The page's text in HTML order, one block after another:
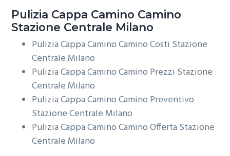
Pulizia Cappa Camino Camino
Stazione Centrale Milano
Pulizia Cappa Camino Camino Costi Stazione
Centrale Milano
Pulizia Cappa Camino Camino Prezzi Stazione
Centrale Milano
Pulizia Cappa Camino Camino Preventivo
Stazione Centrale Milano
Pulizia Cappa Camino Camino Offerta Stazione
Centrale Milano